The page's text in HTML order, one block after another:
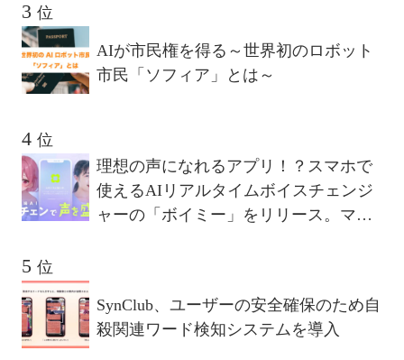
位
AIが市民権を得る～世界初のロボット
市民「ソフィア」とは～
位
理想の声になれるアプリ！？スマホで
使えるAIリアルタイムボイスチェンジ
ャーの「ボイミー」をリリース。マイ
位
SynClub、ユーザーの安全確保のため自
殺関連ワード検知システムを導入